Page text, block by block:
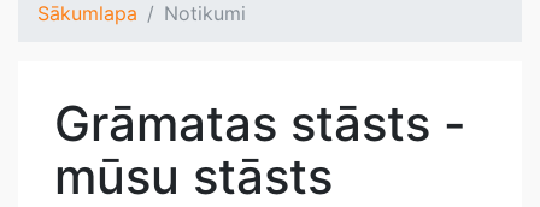
Sākumlapa Notikumi
Grāmatas stāsts -
mūsu stāsts